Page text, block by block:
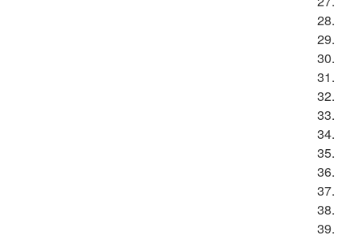
28.
29.
30.
31.
32.
33.
34.
35.
36.
37.
38.
39.